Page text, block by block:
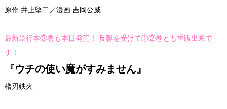
原作 井上堅二／漫画 吉岡公威
最新単行本③巻も本日発売！ 反響を受けて①②巻とも重版出来で
す！
『ウチの使い魔がすみません』
櫓刃鉄火